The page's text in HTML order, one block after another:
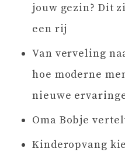
jouw gezin? Dit
een rij
Van verveling
hoe moderne
nieuwe
Oma Bobje
Kinderopvang